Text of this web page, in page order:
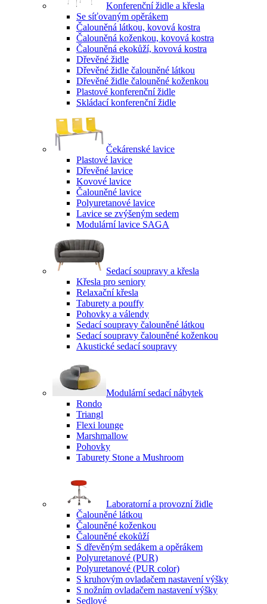
Konferenční židle a křesla
Se síťovaným opěrákem
Čalouněná látkou, kovová kostra
Čalouněná koženkou, kovová kostra
Čalouněná ekokůží, kovová kostra
Dřevěné židle
Dřevěné židle čalouněné látkou
Dřevěné židle čalouněné koženkou
Plastové konferenční židle
Skládací konferenční židle
Čekárenské lavice
Plastové lavice
Dřevěné lavice
Kovové lavice
Čalouněné lavice
Polyuretanové lavice
Lavice se zvýšeným sedem
Modulární lavice SAGA
Sedací soupravy a křesla
Křesla pro seniory
Relaxační křesla
Taburety a pouffy
Pohovky a válendy
Sedací soupravy čalouněné látkou
Sedací soupravy čalouněné koženkou
Akustické sedací soupravy
Modulární sedací nábytek
Rondo
Triangl
Flexi lounge
Marshmallow
Pohovky
Taburety Stone a Mushroom
Laboratorní a provozní židle
Čalouněné látkou
Čalouněné koženkou
Čalouněné ekokůží
S dřevěným sedákem a opěrákem
Polyuretanové (PUR)
Polyuretanové (PUR color)
S kruhovým ovladačem nastavení výšky
S nožním ovladačem nastavení výšky
Sedlové